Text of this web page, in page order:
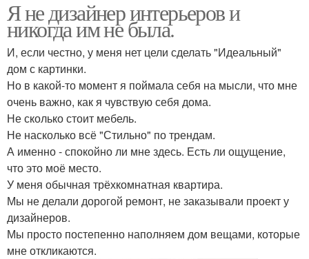
Я не дизайнер интерьеров и
никогда им не была.
И, если честно, у меня нет цели сделать "Идеальный"
дом с картинки.
Но в какой-то момент я поймала себя на мысли, что мне
очень важно, как я чувствую себя дома.
Не сколько стоит мебель.
Не насколько всё "Стильно" по трендам.
А именно - спокойно ли мне здесь. Есть ли ощущение,
что это моё место.
У меня обычная трёхкомнатная квартира.
Мы не делали дорогой ремонт, не заказывали проект у
дизайнеров.
Мы просто постепенно наполняем дом вещами, которые
мне откликаются.